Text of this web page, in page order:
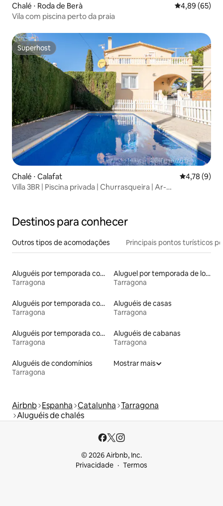
Chalé ⋅ Roda de Berà 4,89 de uma
4,89 (65)
Vila com piscina perto da praia
Superhost
Superhost
Chalé ⋅ Calafat 4,78 de
4,78 (9)
Villa 3BR | Piscina privada | Churrasqueira | Ar-
Destinos para conhecer
Outros tipos de acomodações Principais pontos turísticos
Aluguéis por temporada com acesso ao lago
Tarragona
Aluguel por temporada de lofts
Tarragona
Aluguéis por temporada com acesso à praia
Tarragona
Aluguéis de casas
Tarragona
Aluguéis por temporada com café da manhã
Tarragona
Aluguéis de cabanas
Tarragona
Aluguéis de condomínios
Tarragona
Mostrar mais
Airbnb Espanha Catalunha Tarragona
Aluguéis de chalés
© 2026 Airbnb, Inc.
Privacidade
Termos